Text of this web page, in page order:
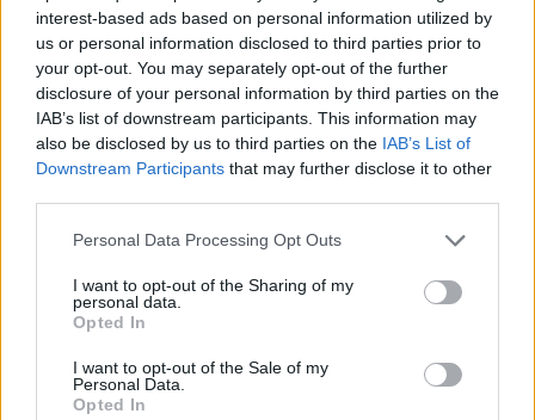
interest-based ads based on personal information utilized by
us or personal information disclosed to third parties prior to
your opt-out. You may separately opt-out of the further
disclosure of your personal information by third parties on the
IAB’s list of downstream participants. This information may
also be disclosed by us to third parties on the IAB’s List of
Downstream Participants that may further disclose it to other
Personal Data Processing Opt Outs
I want to opt-out of the Sharing of my
personal data.
Opted In
I want to opt-out of the Sale of my
Personal Data.
Opted In